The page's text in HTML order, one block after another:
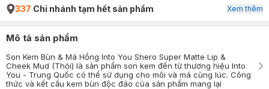
337 Chi nhánh tạm hết sản phẩm Xem thêm
Mô tả sản phẩm
Son Kem Bùn & Má Hồng Into You Shero Super Matte Lip &
Cheek Mud (Thỏi) là sản phẩm son kem đến từ thương hiệu Into
You - Trung Quốc có thể sử dụng cho môi và má cùng lúc. Công
thức và kết cấu kem bùn độc đáo của sản phẩm mang lại